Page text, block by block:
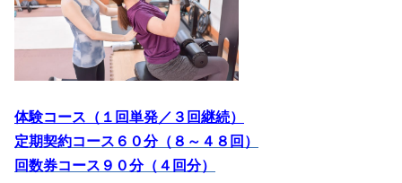
体験コース（１回単発／３回継続）
定期契約コース６０分（８～４８回）
回数券コース９０分（４回分）